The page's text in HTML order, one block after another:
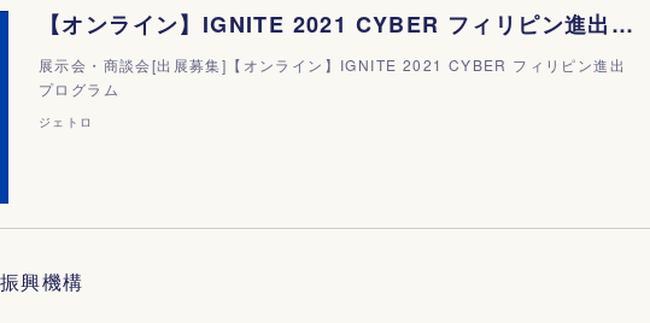
【オンライン】IGNITE 2021 CYBER フィリピン進出プログラム | イベント情報
展示会・商談会[出展募集]【オンライン】IGNITE 2021 CYBER フィリピン進出
プログラム
ジェトロ
興機構